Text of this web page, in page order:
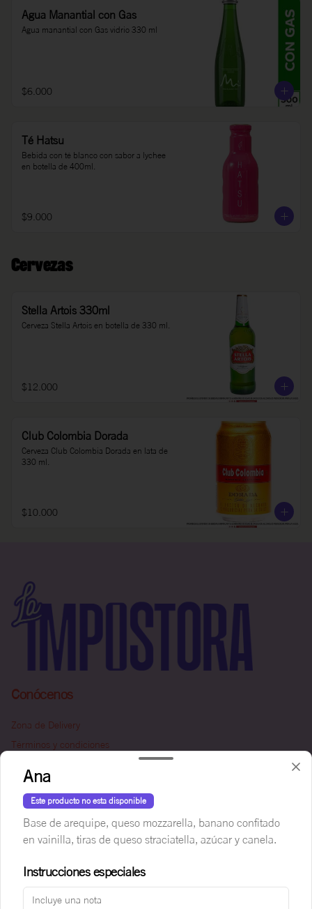
Agua Manantial con Gas
Agua manantial con Gas vidrio 330 ml
$6.000
Té Hatsu
Bebida con té blanco con sabor a lychee
en botella de 400ml.
$9.000
Cervezas
Stella Artois 330ml
Cerveza Stella Artois en botella de 330 ml.
$12.000
Club Colombia Dorada
Cerveza Club Colombia Dorada en lata de
330 ml.
$10.000
Conócenos
Zona de Delivery
Términos y condiciones
Redes sociales
Instagram
Facebook
Mi cuenta
Ana
Este producto no esta disponible
Base de arequipe, queso mozzarella, banano confitado
en vainilla, tiras de queso straciatella, azúcar y canela.
Instrucciones especiales